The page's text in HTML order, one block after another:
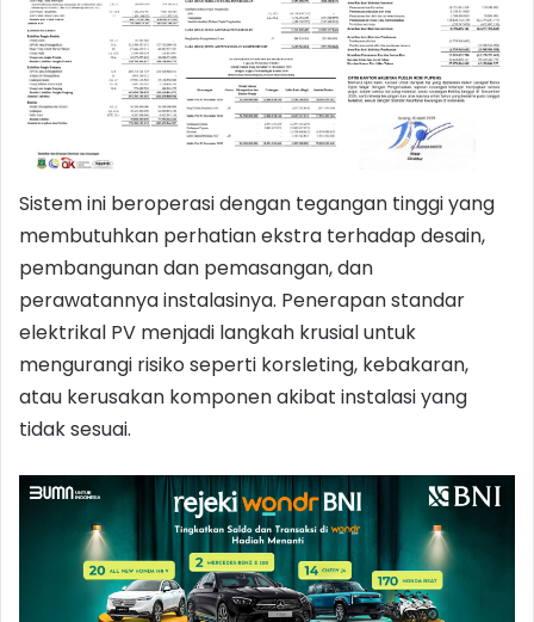
Sistem ini beroperasi dengan tegangan tinggi yang
membutuhkan perhatian ekstra terhadap desain,
pembangunan dan pemasangan, dan
perawatannya instalasinya. Penerapan standar
elektrikal PV menjadi langkah krusial untuk
mengurangi risiko seperti korsleting, kebakaran,
atau kerusakan komponen akibat instalasi yang
tidak sesuai.